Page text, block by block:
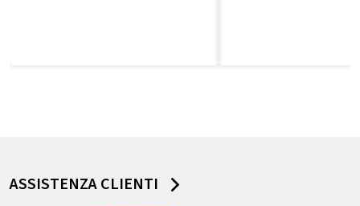
ASSISTENZA CLIENTI